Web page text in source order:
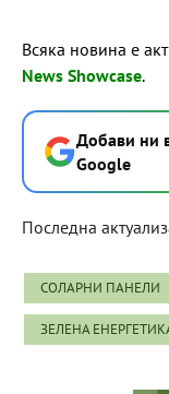
Всяка новина е
News Showcase.
Добави ни
Google
Последна
СОЛАРНИ ПАНЕЛИ
ЗЕЛЕНА